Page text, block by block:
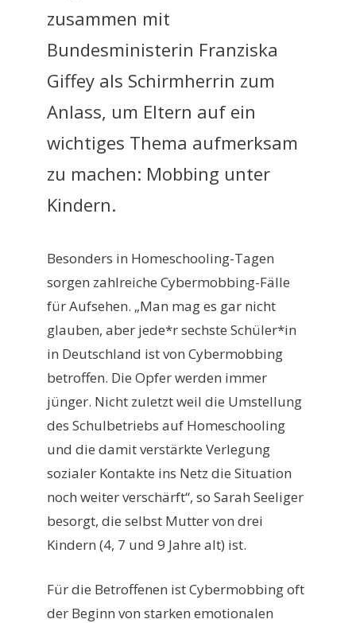
zusammen mit
Bundesministerin Franziska
Giffey als Schirmherrin zum
Anlass, um Eltern auf ein
wichtiges Thema aufmerksam
zu machen: Mobbing unter
Kindern.
Besonders in Homeschooling-Tagen
sorgen zahlreiche Cybermobbing-Fälle
für Aufsehen. „Man mag es gar nicht
glauben, aber jede*r sechste Schüler*in
in Deutschland ist von Cybermobbing
betroffen. Die Opfer werden immer
jünger. Nicht zuletzt weil die Umstellung
des Schulbetriebs auf Homeschooling
und die damit verstärkte Verlegung
sozialer Kontakte ins Netz die Situation
noch weiter verschärft“, so Sarah Seeliger
besorgt, die selbst Mutter von drei
Kindern (4, 7 und 9 Jahre alt) ist.
Für die Betroffenen ist Cybermobbing oft
der Beginn von starken emotionalen